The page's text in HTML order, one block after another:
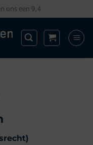
ons een 9,4